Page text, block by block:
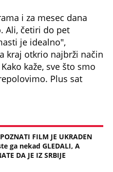
i za mesec dana
Ali, četiri do pet
je idealno",
kraj otkrio najbrži način
Kako kaže, sve što smo
Plus sat
FILM JE UKRADEN
ga nekad GLEDALI, A
DA JE IZ SRBIJE